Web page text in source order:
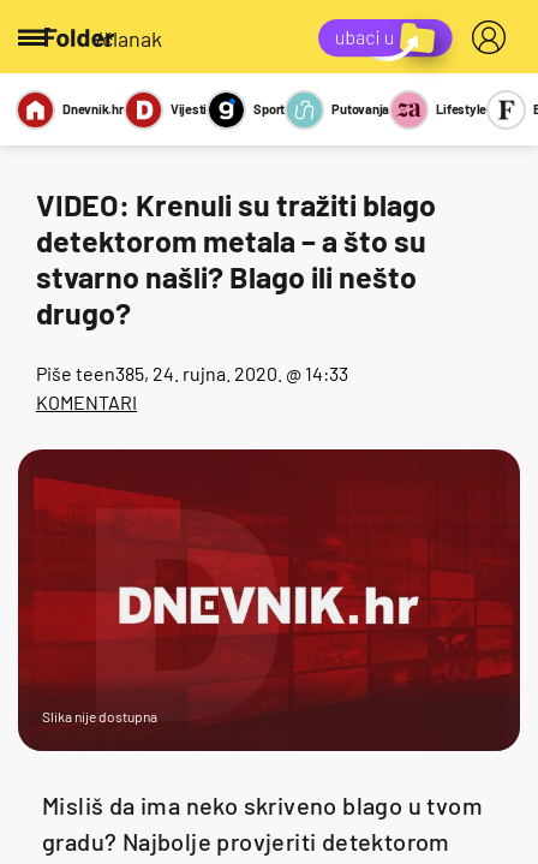
/članak
Miks Kviz
Report
Dnevnik.hr Vijesti Sport Putovanja Lifestyle
VIDEO: Krenuli su tražiti blago
detektorom metala – a što su
stvarno našli? Blago ili nešto
drugo?
Piše teen385, 24. rujna. 2020. @ 14:33
KOMENTARI
Slika nije dostupna
Misliš da ima neko skriveno blago u tvom
gradu? Najbolje provjeriti detektorom